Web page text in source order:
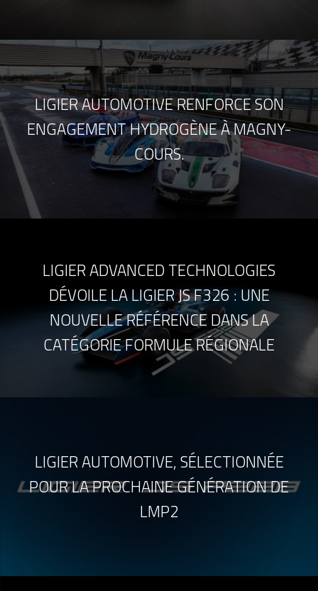
LIGIER AUTOMOTIVE RENFORCE SON
ENGAGEMENT HYDROGÈNE À MAGNY-
COURS.
LIGIER ADVANCED TECHNOLOGIES
DÉVOILE LA LIGIER JS F326 : UNE
NOUVELLE RÉFÉRENCE DANS LA
CATÉGORIE FORMULE RÉGIONALE
LIGIER AUTOMOTIVE, SÉLECTIONNÉE
POUR LA PROCHAINE GÉNÉRATION DE
LMP2